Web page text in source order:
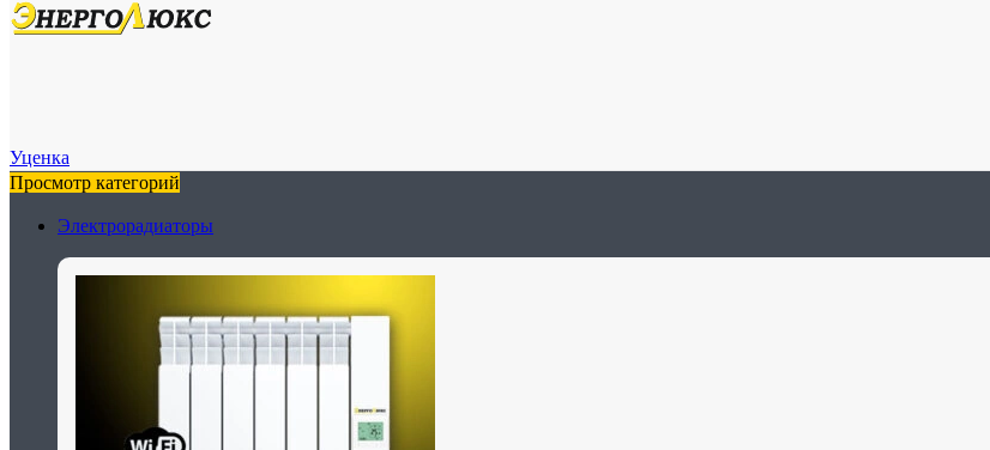
Уценка
Просмотр категорий
Электрорадиаторы